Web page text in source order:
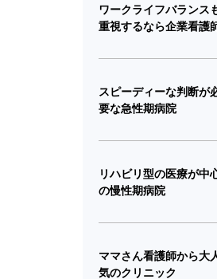
ワークライフバランス
重視するなら企業看護
スピーディーな判断が
要な急性期病院
リハビリ型の医療が中
の慢性期病院
ママさん看護師から大
気のクリニック